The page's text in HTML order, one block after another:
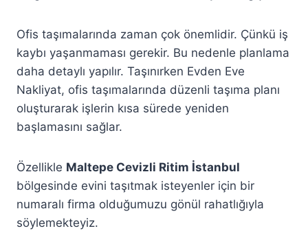
Ofis taşımalarında zaman çok önemlidir. Çünkü iş
kaybı yaşanmaması gerekir. Bu nedenle planlama
daha detaylı yapılır. Taşınırken Evden Eve
Nakliyat, ofis taşımalarında düzenli taşıma planı
oluşturarak işlerin kısa sürede yeniden
başlamasını sağlar.
Özellikle Maltepe Cevizli Ritim İstanbul
bölgesinde evini taşıtmak isteyenler için bir
numaralı firma olduğumuzu gönül rahatlığıyla
söylemekteyiz.